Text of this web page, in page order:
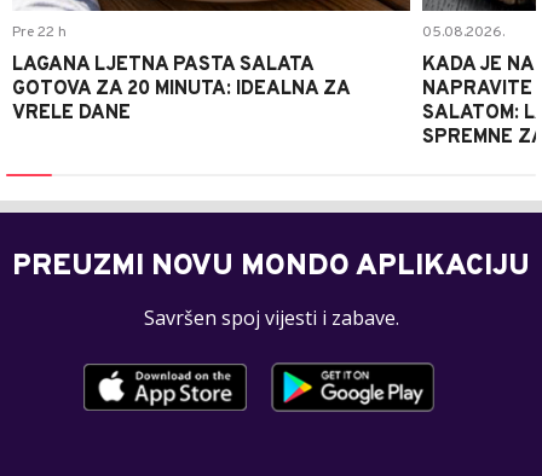
Pre 22 h
LAGANA LJETNA PASTA SALATA
GOTOVA ZA 20 MINUTA: IDEALNA ZA
VRELE DANE
05.08.2026.
KADA JE
NAPRAVITE
SALATOM:
SPREMNE
PREUZMI NOVU MONDO APLIKACIJU
Savršen spoj vijesti i zabave.